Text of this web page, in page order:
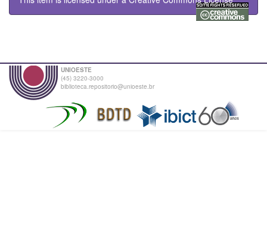
UNIOESTE
(45) 3220-3000
biblioteca.repositorio@unioeste.br